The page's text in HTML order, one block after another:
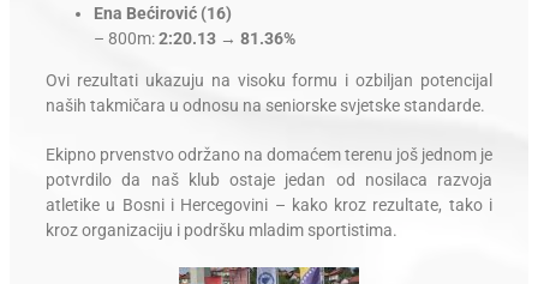
Ena Bećirović (16)
– 800m:2:20.13 → 81.36%
Ovi rezultati ukazuju na visoku formu i ozbiljan potencijal
naših takmičara u odnosu na seniorske svjetske standarde.
Ekipno prvenstvo održano na domaćem terenu još jednom je
potvrdilo da naš klub ostaje jedan od nosilaca razvoja
atletike u Bosni i Hercegovini – kako kroz rezultate, tako i
kroz organizaciju i podršku mladim sportistima.